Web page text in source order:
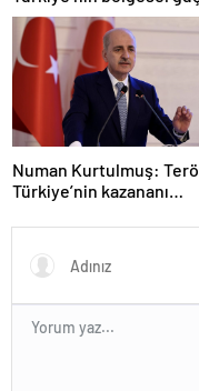
olmasını durduramadı
Numan Kurtulmuş:
Türkiye’nin kazananı